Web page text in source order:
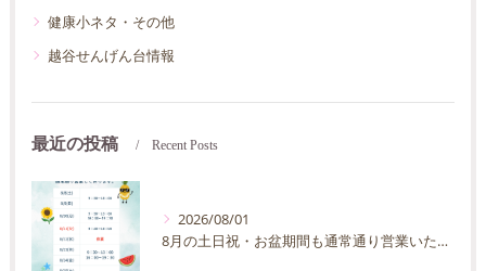
健康小ネタ・その他
越谷せんげん台情報
最近の投稿 Recent Posts
2026/08/01
8月の土日祝・お盆期間も通常通り営業いたします